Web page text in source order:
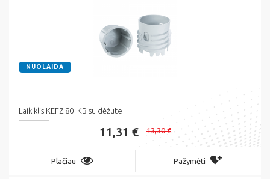
NUOLAIDA
Laikiklis KEFZ 80_KB su dėžute
11,31 € 13,30 €
Plačiau Pažymėti